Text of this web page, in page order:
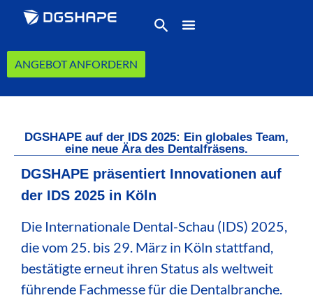
ANGEBOT ANFORDERN
DGSHAPE auf der IDS 2025: Ein globales Team,
eine neue Ära des Dentalfräsens.
DGSHAPE präsentiert Innovationen auf
der IDS 2025 in Köln
Die Internationale Dental-Schau (IDS) 2025,
die vom 25. bis 29. März in Köln stattfand,
bestätigte erneut ihren Status als weltweit
führende Fachmesse für die Dentalbranche.